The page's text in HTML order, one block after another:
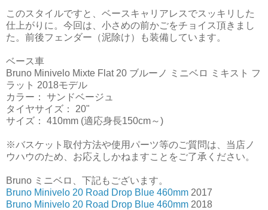
このスタイルですと、ベースキャリアレスでスッキリした
仕上がりに。今回は、小さめの前かごをチョイス頂きまし
た。前後フェンダー（泥除け）も装備しています。
ベース車
Bruno Minivelo Mixte Flat 20 ブルーノ ミニベロ ミキスト フ
ラット 2018モデル
カラー： サンドベージュ
タイヤサイズ： 20"
サイズ： 410mm (適応身長150cm～)
※バスケット取付方法や使用パーツ等のご質問は、当店ノ
ウハウのため、お応えしかねますことをご了承ください。
Bruno ミニベロ、下記もございます。
Bruno Minivelo 20 Road Drop Blue 460mm 2017
Bruno Minivelo 20 Road Drop Blue 460mm 2018